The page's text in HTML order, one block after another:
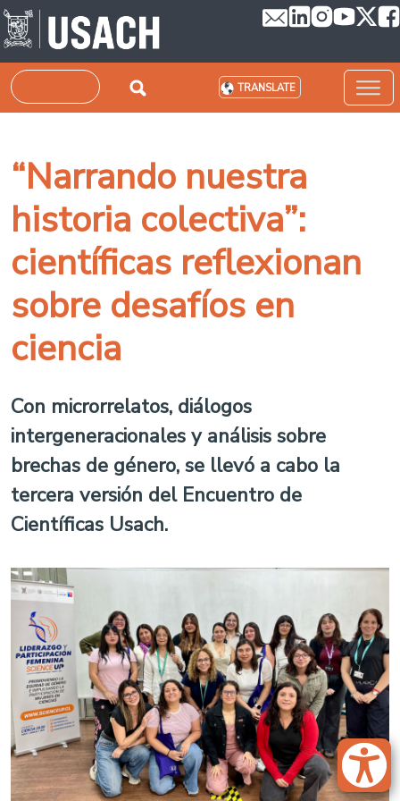
Skip to main content
Search TRANSLATE
“Narrando nuestra
historia colectiva”:
científicas reflexionan
sobre desafíos en
ciencia
Con microrrelatos, diálogos
intergeneracionales y análisis sobre
brechas de género, se llevó a cabo la
tercera versión del Encuentro de
Científicas Usach.